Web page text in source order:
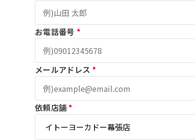
お電話番号 *
メールアドレス *
依頼店舗 *